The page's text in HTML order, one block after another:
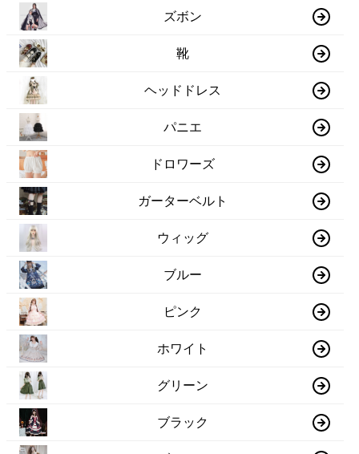
ズボン
靴
ヘッドドレス
パニエ
ドロワーズ
ガーターベルト
ウィッグ
ブルー
ピンク
ホワイト
グリーン
ブラック